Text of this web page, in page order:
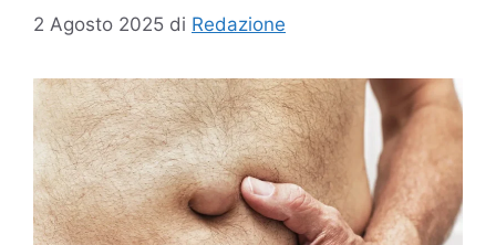
2 Agosto 2025 di Redazione